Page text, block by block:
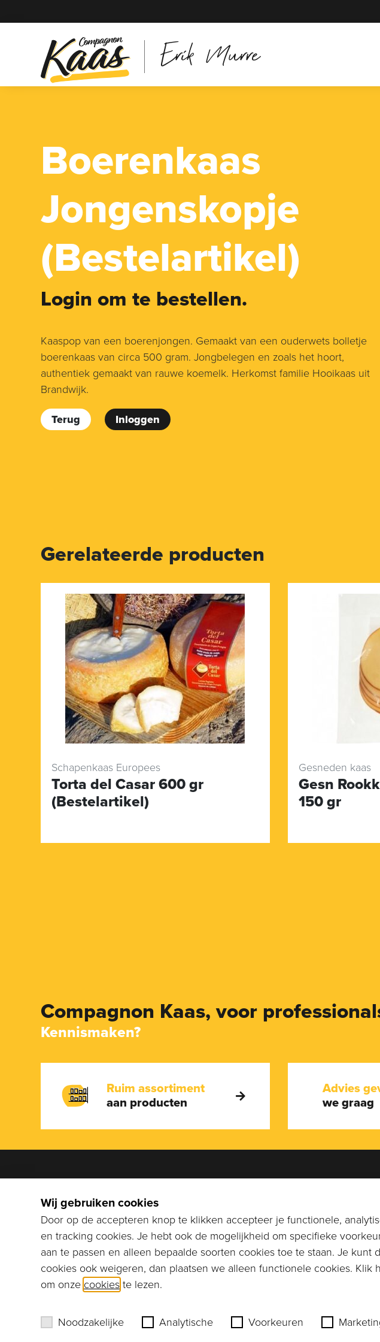
Erik Murre
Boerenkaas
Jongenskopje
(Bestelartikel)
Login om te bestellen.
Kaaspop van een boerenjongen. Gemaakt van een ouderwets bolletje
boerenkaas van circa 500 gram. Jongbelegen en zoals het hoort,
authentiek gemaakt van rauwe koemelk. Herkomst familie Hooikaas uit
Brandwijk.
Terug Inloggen
Gerelateerde producten
Schapenkaas Europees
Torta del Casar 600 gr
(Bestelartikel)
Gesneden kaas
Gesn
150 gr
Compagnon Kaas,voor
Kennismaken?
Ruim assortiment
aan producten
Advies
we graag
Erik Murre
Bel naar0113-269896of
stuur een email naar
info@compagnonkaas.nl
Wij gebruiken cookies
Door op de accepteren knop te klikken accepteer je functionele,
en tracking cookies. Je hebt ook de mogelijkheid om specifieke
aan te passen en alleen bepaalde soorten cookies toe te staan. Je kunt
cookies ook weigeren, dan plaatsen we alleen functionele cookies. Klik
om onze cookies te lezen.
Noodzakelijke Analytische Voorkeuren